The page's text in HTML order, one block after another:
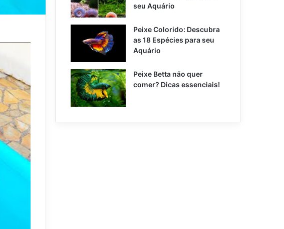
seu Aquário
Peixe Colorido: Descubra
as 18 Espécies para seu
Aquário
Peixe Betta não quer
comer? Dicas essenciais!